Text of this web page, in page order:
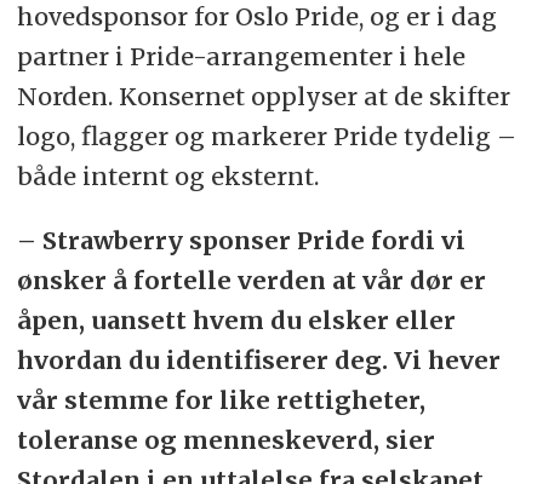
hovedsponsor for Oslo Pride, og er i dag
partner i Pride-arrangementer i hele
Norden. Konsernet opplyser at de skifter
logo, flagger og markerer Pride tydelig –
både internt og eksternt.
– Strawberry sponser Pride fordi vi
ønsker å fortelle verden at vår dør er
åpen, uansett hvem du elsker eller
hvordan du identifiserer deg. Vi hever
vår stemme for like rettigheter,
toleranse og menneskeverd, sier